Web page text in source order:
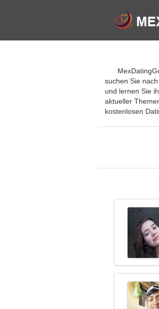
suchen Sie
und lernen Sie
aktueller
kostenlosen